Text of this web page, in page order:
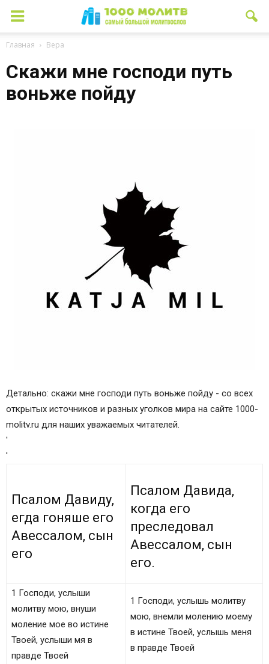
Главная Вера
Скажи мне господи путь
воньже пойду
Детально: скажи мне господи путь воньже пойду - со всех
открытых источников и разных уголков мира на сайте 1000-
molitv.ru для наших уважаемых читателей.
'
'
Псалом Давиду,
егда гоняше его
Авессалом, сын
его
Псалом Давида,
когда его
преследовал
Авессалом, сын
его.
1 Господи, услыши
молитву мою, внуши
моление мое во истине
Твоей, услыши мя в
правде Твоей
1 Господи, услышь молитву
мою, внемли молению моему
в истине Твоей, услышь меня
в правде Твоей